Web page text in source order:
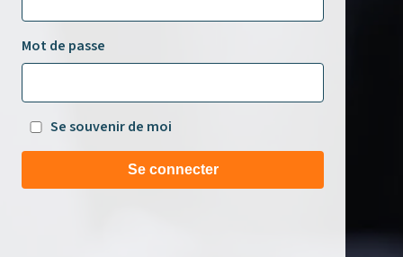
Mot de passe
Se souvenir de moi